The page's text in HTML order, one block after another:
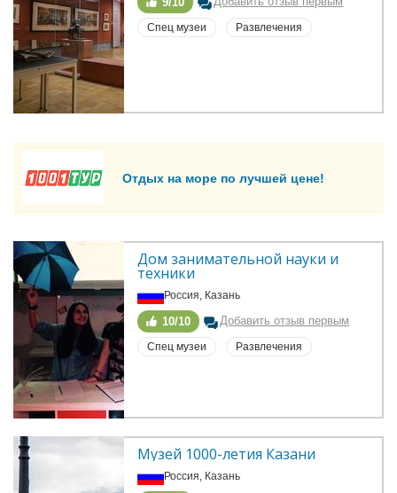
Спец музеи Развлечения
Отдых на море по лучшей цене!
Дом занимательной науки и
техники
Россия, Казань
10/10 Добавить отзыв первым
Спец музеи Развлечения
Музей 1000-летия Казани
Россия, Казань